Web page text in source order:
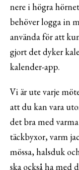
nere i högra
behöver logga in
använda för att
gjort det dyker
kalender-app.
Vi är ute varje
att du kan vara
det bra med
täckbyxor, varm
mössa, halsduk
ska också ha med